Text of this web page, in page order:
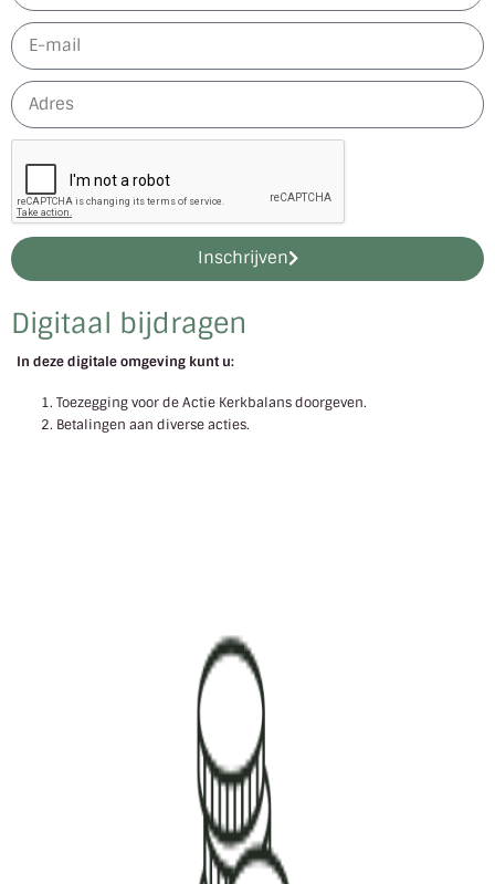
Digitaal bijdragen
In deze digitale omgeving kunt u:
Toezegging voor de Actie Kerkbalans doorgeven.
Betalingen aan diverse acties.
Inschrijven